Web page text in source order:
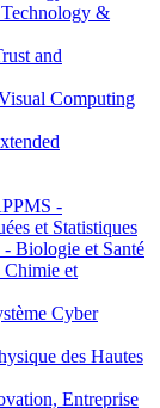
&
and
Computing
-
et Statistiques
Biologie et Santé
et
Cyber
des Hautes
Entreprise